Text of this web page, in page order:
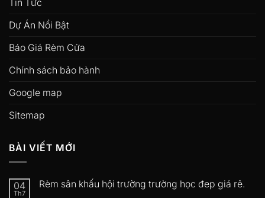
Tin Tức
Dự Án Nổi Bật
Báo Giá Rèm Cửa
Chính sách bảo hành
Google map
Sitemap
BÀI VIẾT MỚI
04
Th7
Rèm sân khấu hội trường trường học đep giá rẻ.